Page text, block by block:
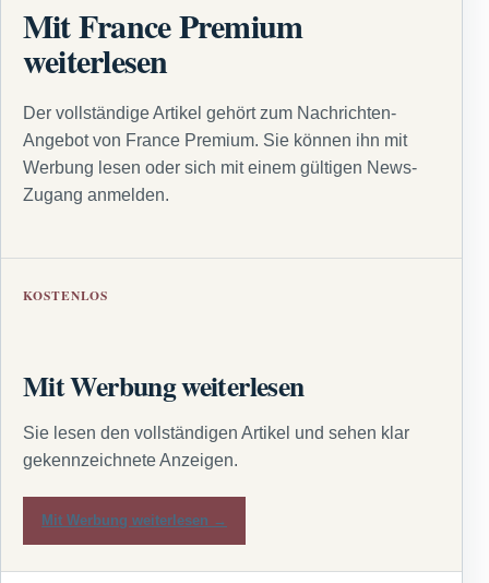
Mit France Premium
weiterlesen
Der vollständige Artikel gehört zum Nachrichten-
Angebot von France Premium. Sie können ihn mit
Werbung lesen oder sich mit einem gültigen News-
Zugang anmelden.
KOSTENLOS
Mit Werbung weiterlesen
Sie lesen den vollständigen Artikel und sehen klar
gekennzeichnete Anzeigen.
Mit Werbung weiterlesen →